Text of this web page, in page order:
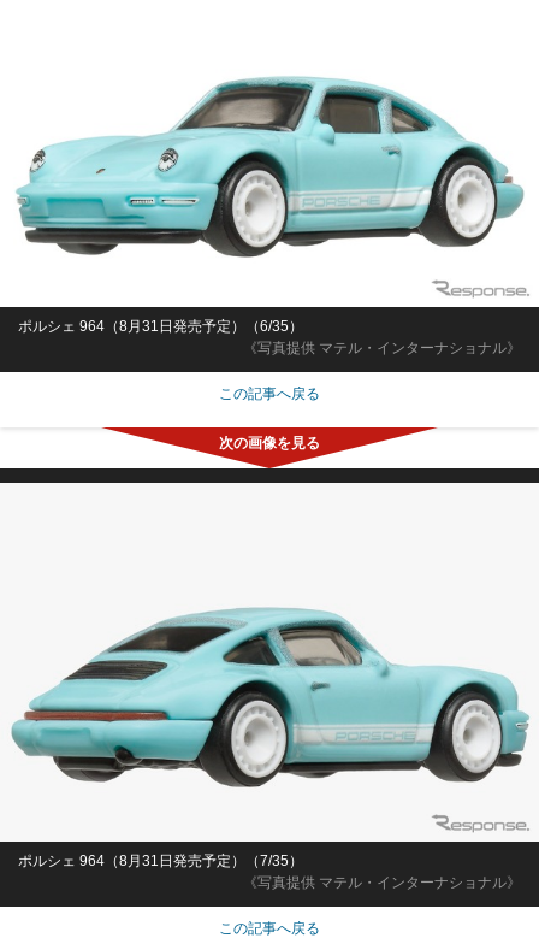
《写真提供 マテル・インターナショナル》
ポルシェ 964（8月31日発売予定）（6/35）
この記事へ戻る
《写真提供 マテル・インターナショナル》
ポルシェ 964（8月31日発売予定）（7/35）
この記事へ戻る